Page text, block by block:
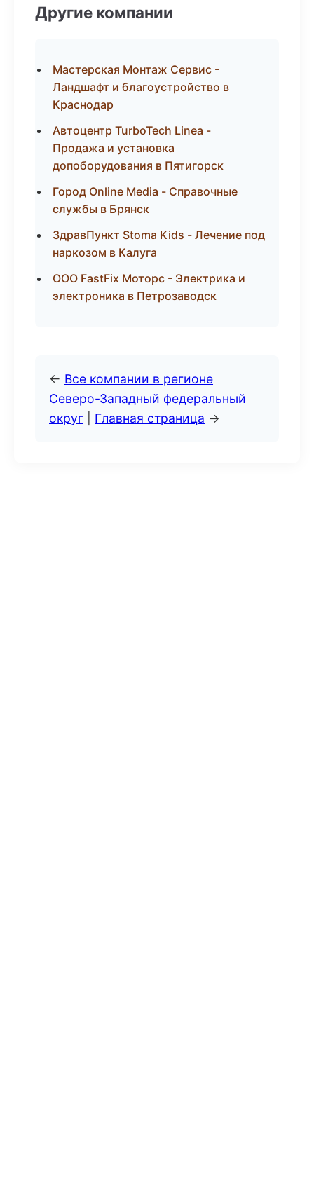
Другие компании
Мастерская Монтаж Сервис -
Ландшафт и благоустройство в
Краснодар
Автоцентр TurboTech Linea -
Продажа и установка
допоборудования в Пятигорск
Город Online Media - Справочные
службы в Брянск
ЗдравПункт Stoma Kids - Лечение под
наркозом в Калуга
ООО FastFix Моторс - Электрика и
электроника в Петрозаводск
← Все компании в регионе
Северо-Западный федеральный
округ
Главная страница →